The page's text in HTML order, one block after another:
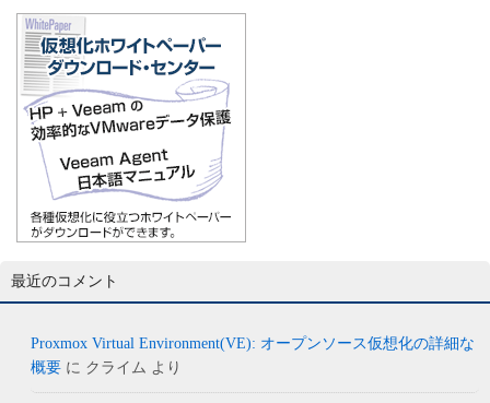
最近のコメント
Proxmox Virtual Environment(VE): オープンソース仮想化の詳細な
概要 に クライム より